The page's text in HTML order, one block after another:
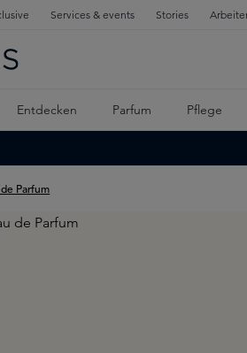
Services & events Stories
Entdecken Parfum Pflege
de Parfum